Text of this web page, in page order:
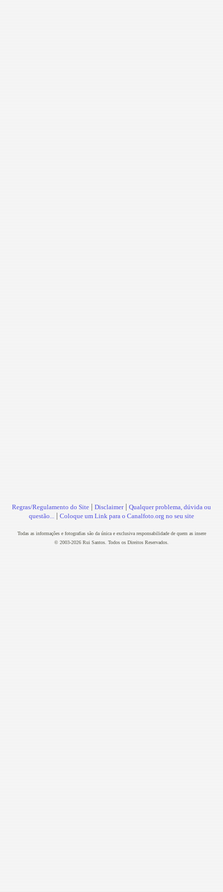
Regras/Regulamento do Site | Disclaimer| Qualquer problema, dúvida ou
questão... | Coloque um Link para o Canalfoto.org no seu site
Todas as informações e fotografias são da única e exclusiva responsabilidade de quem as insere
© 2003-2026 Rui Santos. Todos os Direitos Reservados.